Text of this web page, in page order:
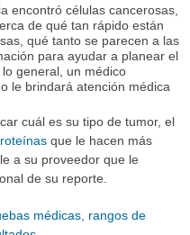
encontró células cancerosas,
de qué tan rápido están
qué tanto se parecen a las
para ayudar a planear el
general, un médico
le brindará atención médica
cuál es su tipo de tumor, el
que le hacen más
a su proveedor que le
de su reporte.
médicas, rangos de